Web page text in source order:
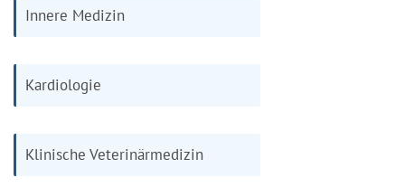
Innere Medizin
Kardiologie
Klinische Veterinärmedizin